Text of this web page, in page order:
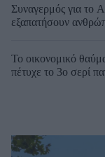
Συναγερμός για το
εξαπατήσουν
Το οικονομικό
πέτυχε το 3ο σερί